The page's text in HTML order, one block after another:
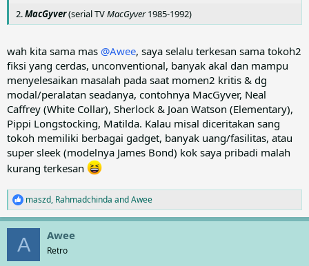
2.MacGyver(serial TVMacGyver1985-1992)
wah kita sama mas @Awee, saya selalu terkesan sama tokoh2
fiksi yang cerdas, unconventional, banyak akal dan mampu
menyelesaikan masalah pada saat momen2 kritis & dg
modal/peralatan seadanya, contohnya MacGyver, Neal
Caffrey (White Collar), Sherlock & Joan Watson (Elementary),
Pippi Longstocking, Matilda. Kalau misal diceritakan sang
tokoh memiliki berbagai gadget, banyak uang/fasilitas, atau
super sleek (modelnya James Bond) kok saya pribadi malah
kurang terkesan
R
e
a
i
maszd, Rahmadchinda andAwee
A Awee
Retro